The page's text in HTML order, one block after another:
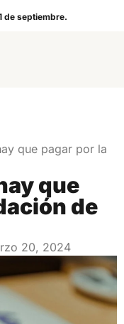
de septiembre.
que pagar por la
que
de
20, 2024